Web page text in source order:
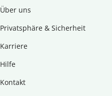
Über uns
Privatsphäre & Sicherheit
Karriere
Hilfe
Kontakt